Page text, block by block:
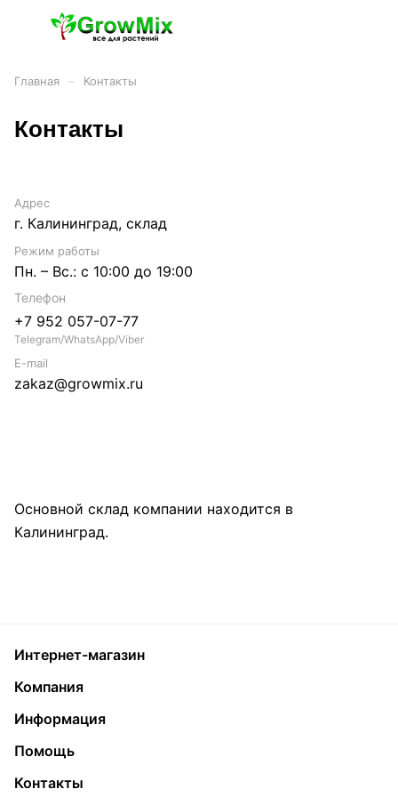
Главная Контакты
Контакты
Адрес
г. Калининград, склад
Режим работы
Пн. – Вс.: с 10:00 до 19:00
Телефон
+7 952 057-07-77
Telegram/WhatsApp/Viber
E-mail
zakaz@growmix.ru
Основной склад компании находится в
Калининград.
Интернет-магазин
Компания
Информация
Помощь
Контакты